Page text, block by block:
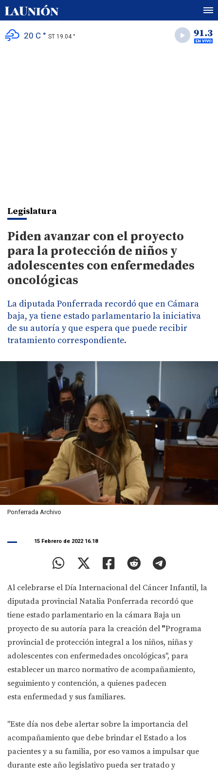
20 C ° ST 19.04 °
Legislatura
Piden avanzar con el proyecto
para la protección de niños y
adolescentes con enfermedades
oncológicas
La diputada Ponferrada recordó que en Cámara
baja, ya tiene estado parlamentario la iniciativa
de su autoría y que espera que puede recibir
tratamiento correspondiente.
Ponferrada Archivo
15 Febrero de 2022 16.18
Al celebrarse el Día Internacional del Cáncer Infantil, la
diputada provincial Natalia Ponferrada recordó que
tiene estado parlamentario en la cámara Baja un
proyecto de su autoría para la creación del "Programa
provincial de protección integral a los niños, niñas y
adolescentes con enfermedades oncológicas", para
establecer un marco normativo de acompañamiento,
seguimiento y contención, a quienes padecen
esta enfermedad y sus familiares.
"Este día nos debe alertar sobre la importancia del
acompañamiento que debe brindar el Estado a los
pacientes y a su familia, por eso vamos a impulsar que
durante este año legislativo pueda ser tratado y